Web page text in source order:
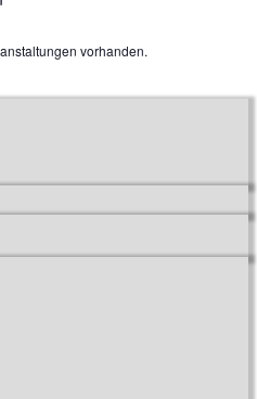
vorhanden.